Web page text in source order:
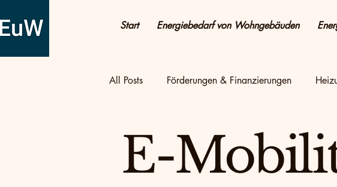
Start Energiebedarf von Wohngebäuden
All Posts Förderungen & Finanzierungen
Photovoltaik & Strom Energie sparen &
E-